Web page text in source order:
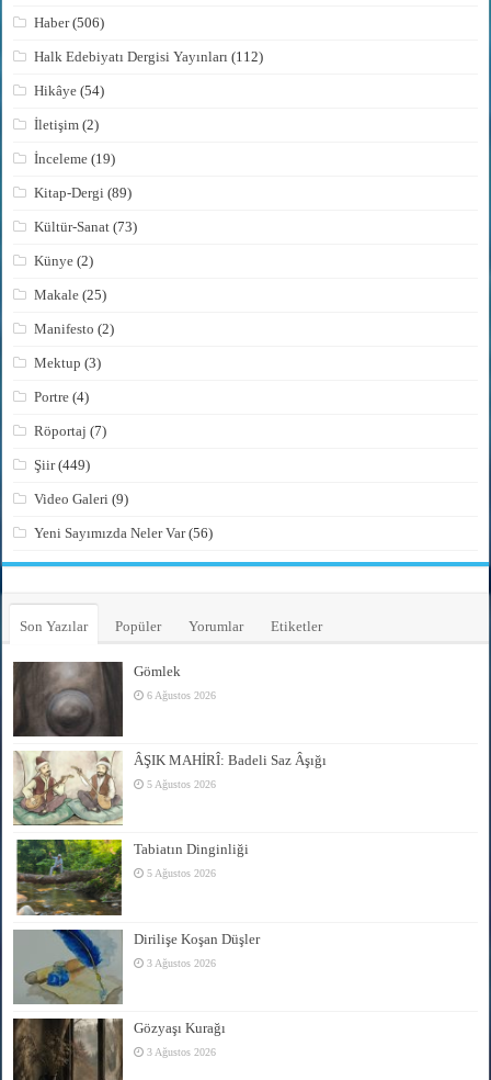
Haber(506)
Halk Edebiyatı Dergisi Yayınları (112)
Hikâye (54)
İletişim (2)
İnceleme (19)
Kitap-Dergi (89)
Kültür-Sanat (73)
Künye (2)
Makale (25)
Manifesto (2)
Mektup (3)
Portre (4)
Röportaj (7)
Şiir(449)
Video Galeri (9)
Yeni Sayımızda Neler Var(56)
Son Yazılar Popüler Yorumlar Etiketler
Gömlek
6 Ağustos 2026
ÂŞIK MAHİRÎ: Badeli Saz Âşığı
5 Ağustos 2026
Tabiatın Dinginliği
5 Ağustos 2026
Dirilişe Koşan Düşler
3 Ağustos 2026
Gözyaşı Kurağı
3 Ağustos 2026